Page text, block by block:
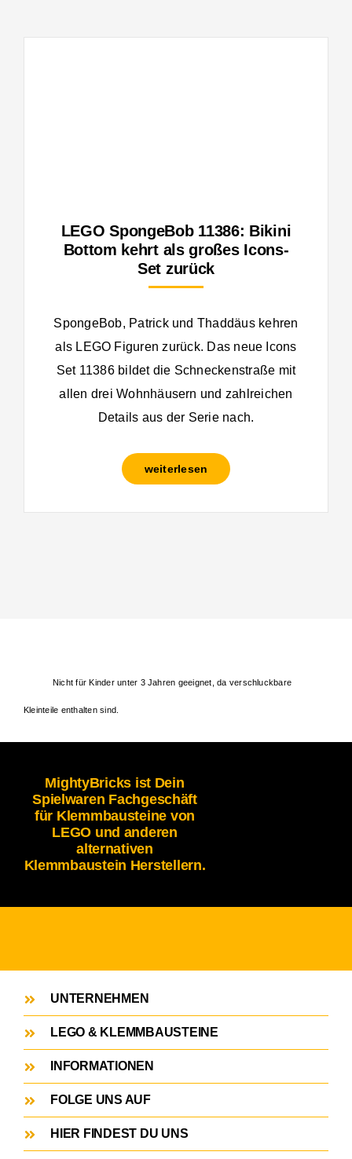
LEGO SpongeBob 11386: Bikini
Bottom kehrt als großes Icons-
Set zurück
SpongeBob, Patrick und Thaddäus kehren
als LEGO Figuren zurück. Das neue Icons
Set 11386 bildet die Schneckenstraße mit
allen drei Wohnhäusern und zahlreichen
Details aus der Serie nach.
weiterlesen
Nicht für Kinder unter 3 Jahren geeignet, da verschluckbare
Kleinteile enthalten sind.
MightyBricks ist Dein
Spielwaren Fachgeschäft
für Klemmbausteine von
LEGO und anderen
alternativen
Klemmbaustein Herstellern.
UNTERNEHMEN
LEGO & KLEMMBAUSTEINE
INFORMATIONEN
FOLGE UNS AUF
HIER FINDEST DU UNS